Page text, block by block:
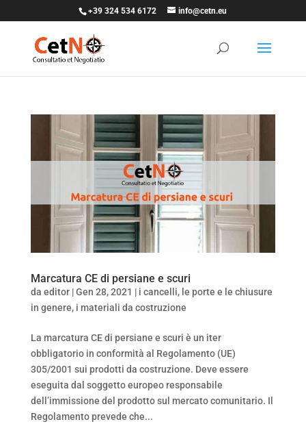
+39 324 534 6172 info@cetn.eu
Marcatura CE di persiane e scuri
da editor|Gen 28, 2021 | i cancelli, le porte e le chiusure
in genere, i materiali da costruzione
La marcatura CE di persiane e scuri è un iter
obbligatorio in conformità al Regolamento (UE)
305/2001 sui prodotti da costruzione. Deve essere
eseguita dal soggetto europeo responsabile
dell’immissione del prodotto sul mercato comunitario. Il
Regolamento prevede che...